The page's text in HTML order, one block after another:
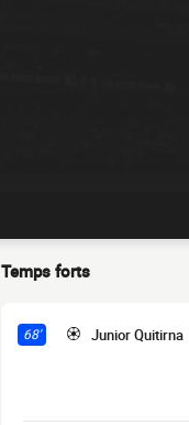
Temps forts
68' Junior Quitirna